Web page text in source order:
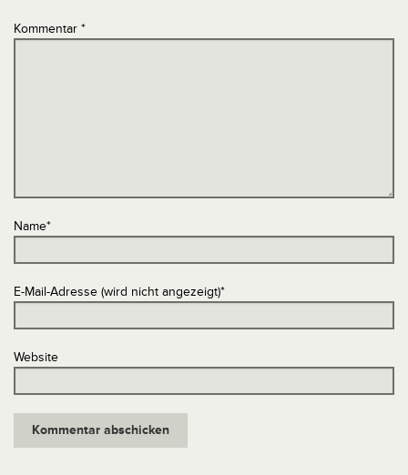
Kommentar *
Name*
E-Mail-Adresse (wird nicht angezeigt)*
Website